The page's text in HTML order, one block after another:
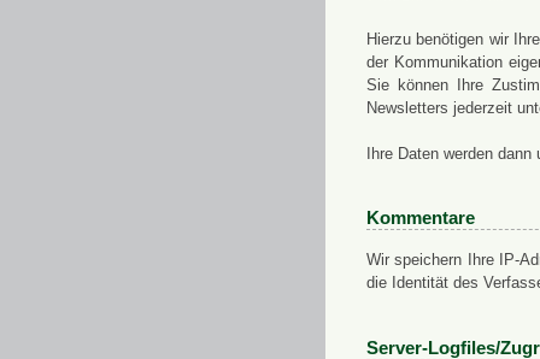
Hierzu benötigen wir
der Kommunikation
Sie können Ihre
Newsletters jederzeit
Ihre Daten werden
Kommentare
Wir speichern Ihre IP-
die Identität des
Server-Logfiles/